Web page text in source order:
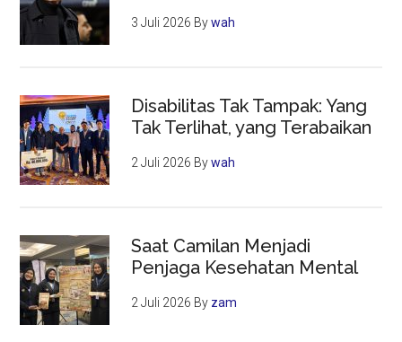
3 Juli 2026 Bywah
Disabilitas Tak Tampak: Yang
Tak Terlihat, yang Terabaikan
2 Juli 2026 Bywah
Saat Camilan Menjadi
Penjaga Kesehatan Mental
2 Juli 2026 By zam